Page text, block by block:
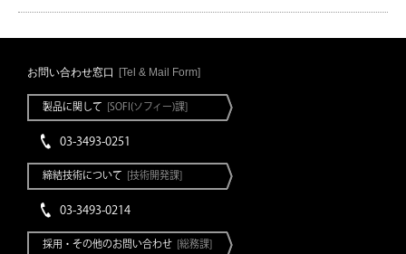
お問い合わせ窓口 [Tel & Mail Form]
製品に関して [SOFI(ソフィー)課]
03-3493-0251
締結技術について [技術開発課]
03-3493-0214
採用・その他のお問い合わせ [総務課]